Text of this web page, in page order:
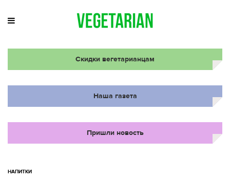
Скидки вегетарианцам
Наша газета
Пришли новость
НАПИТКИ